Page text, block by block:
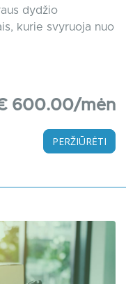
dydžio
kurie svyruoja nuo
600.00/mėn
PERŽIŪRĖTI